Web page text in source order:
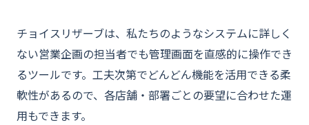
チョイスリザーブは、私たちのようなシステムに詳しく
ない営業企画の担当者でも管理画面を直感的に操作でき
るツールです。工夫次第でどんどん機能を活用できる柔
軟性があるので、各店舗・部署ごとの要望に合わせた運
用もできます。